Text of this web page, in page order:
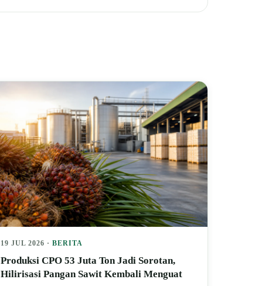
19 JUL 2026 · BERITA
Produksi CPO 53 Juta Ton Jadi Sorotan,
Hilirisasi Pangan Sawit Kembali Menguat